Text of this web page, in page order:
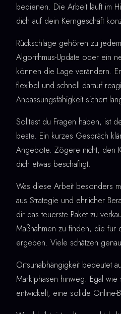
bedienen. Die Arbeit läuft im
dich auf dein Kerngeschäft
Rückschläge gehören zu
Algorithmus-Update oder ein
können die Lage verändern.
flexibel und schnell darauf
Anpassungsfähigkeit sichert
Solltest du Fragen haben, ist
beste. Ein kurzes Gespräch
Angebote. Zögere nicht, den
dich etwas beschäftigt.
Was diese Arbeit besonders
aus Strategie und ehrlicher
dir das teuerste Paket zu
Maßnahmen zu finden, die für
ergeben. Viele schätzen
Ortsunabhängigkeit bedeutet
Marktphasen hinweg. Egal
entwickelt, eine solide Online-